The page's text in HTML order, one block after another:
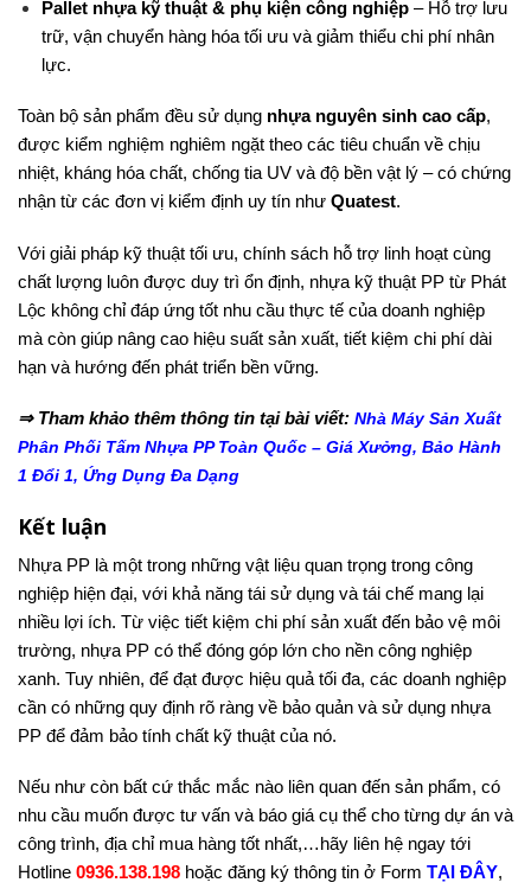
Pallet nhựa kỹ thuật & phụ kiện công nghiệp– Hỗ trợ lưu
trữ, vận chuyển hàng hóa tối ưu và giảm thiểu chi phí nhân
lực.
Toàn bộ sản phẩm đều sử dụng nhựa nguyên sinh cao cấp,
được kiểm nghiệm nghiêm ngặt theo các tiêu chuẩn về chịu
nhiệt, kháng hóa chất, chống tia UV và độ bền vật lý – có chứng
nhận từ các đơn vị kiểm định uy tín như Quatest.
Với giải pháp kỹ thuật tối ưu, chính sách hỗ trợ linh hoạt cùng
chất lượng luôn được duy trì ổn định, nhựa kỹ thuật PP từ Phát
Lộc không chỉ đáp ứng tốt nhu cầu thực tế của doanh nghiệp
mà còn giúp nâng cao hiệu suất sản xuất, tiết kiệm chi phí dài
hạn và hướng đến phát triển bền vững.
⇒ Tham khảo thêm thông tin tại bài viết: Nhà Máy Sản Xuất
Phân Phối Tấm Nhựa PP Toàn Quốc – Giá Xưởng, Bảo Hành
1 Đổi 1, Ứng Dụng Đa Dạng
Kết luận
Nhựa PP là một trong những vật liệu quan trọng trong công
nghiệp hiện đại, với khả năng tái sử dụng và tái chế mang lại
nhiều lợi ích. Từ việc tiết kiệm chi phí sản xuất đến bảo vệ môi
trường, nhựa PP có thể đóng góp lớn cho nền công nghiệp
xanh. Tuy nhiên, để đạt được hiệu quả tối đa, các doanh nghiệp
cần có những quy định rõ ràng về bảo quản và sử dụng nhựa
PP để đảm bảo tính chất kỹ thuật của nó.
Nếu như còn bất cứ thắc mắc nào liên quan đến sản phẩm, có
nhu cầu muốn được tư vấn và báo giá cụ thể cho từng dự án và
công trình, địa chỉ mua hàng tốt nhất,…hãy liên hệ ngay tới
Hotline 0936.138.198 hoặc đăng ký thông tin ở Form TẠI ĐÂY,